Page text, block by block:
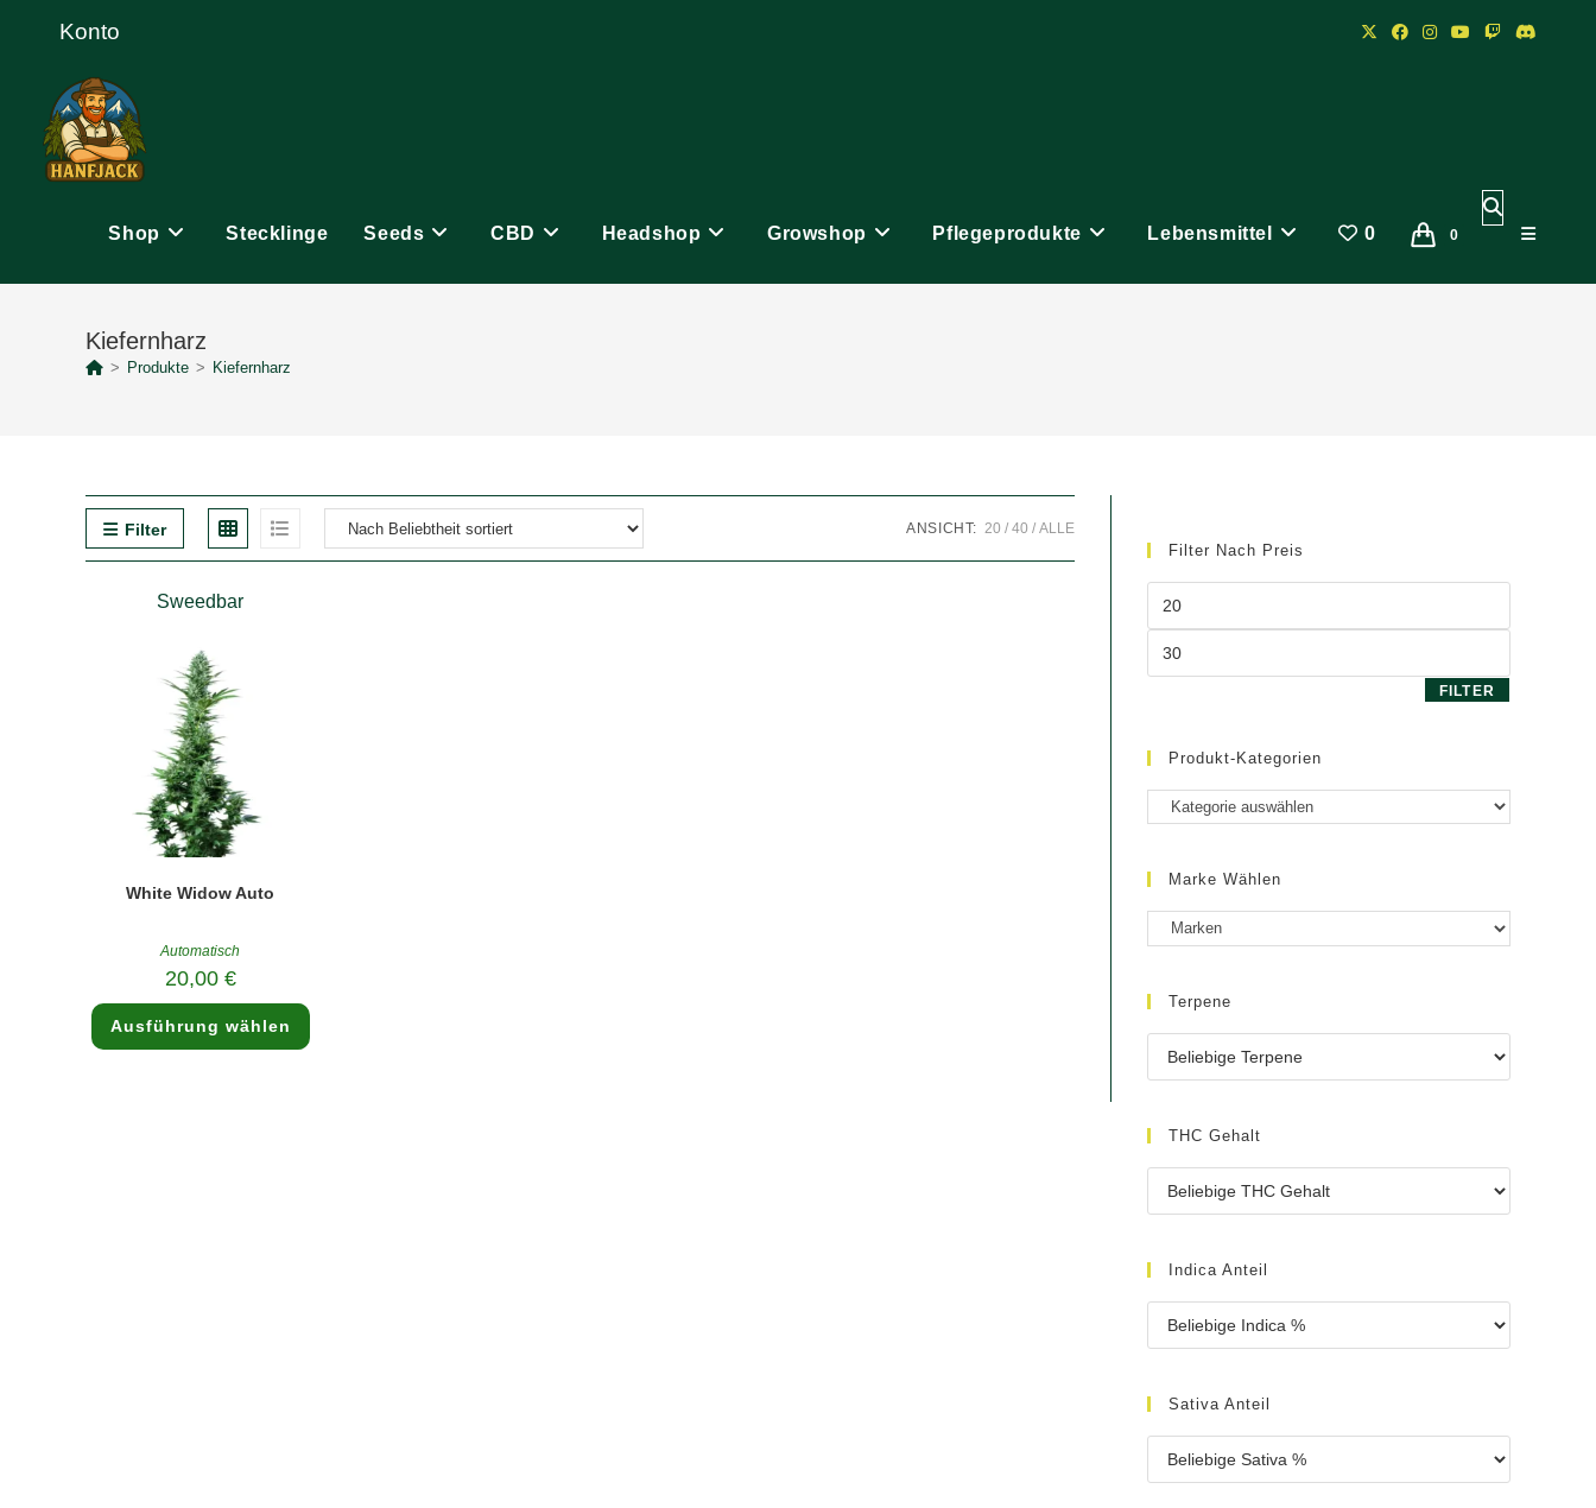
Konto
Shop Stecklinge Seeds CBD Headshop Growshop Pflegeprodukte Lebensmittel 0 0
Website-
Suche
Kiefernharz
> Produkte > Kiefernharz
Filter ANSICHT: 20 40 ALLE
Sweedbar
White Widow Auto
Automatisch
20,00 €
Ausführung wählen
Dieses
weist
Filter Nach Preis
FILTER
Produkt-Kategorien
Marke Wählen
Terpene
THC Gehalt
Indica Anteil
Sativa Anteil